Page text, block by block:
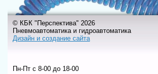
© КБК "Перспектива" 2026
Пневмоавтоматика и гидроавтоматика
Дизайн и создание сайта
Пн-Пт c 8-00 до 18-00